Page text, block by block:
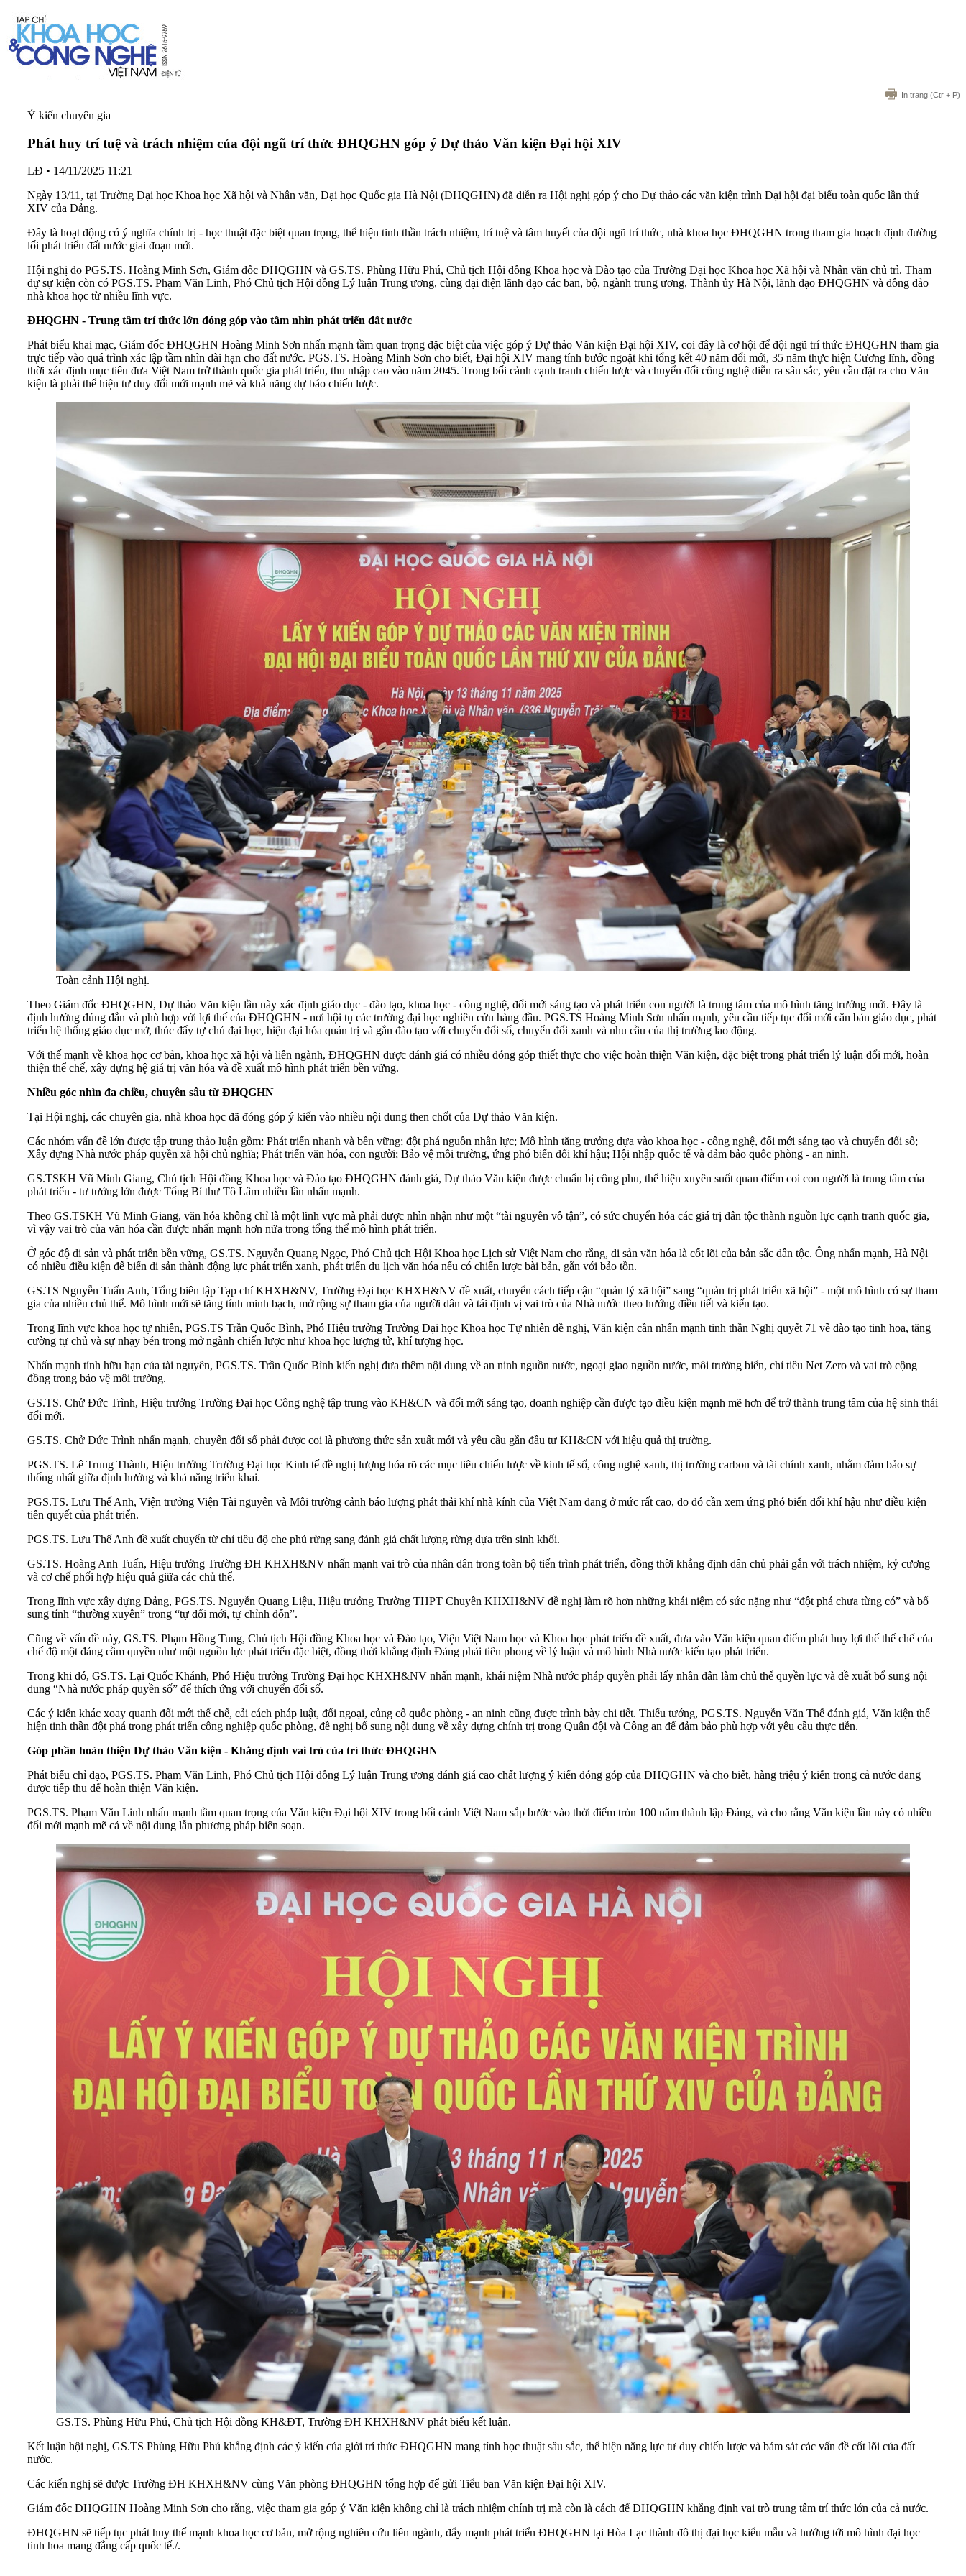
In trang (Ctr + P)
Ý kiến chuyên gia
Phát huy trí tuệ và trách nhiệm của đội ngũ trí thức ĐHQGHN góp ý Dự thảo Văn kiện Đại hội XIV
LĐ • 14/11/2025 11:21
Ngày 13/11, tại Trường Đại học Khoa học Xã hội và Nhân văn, Đại học Quốc gia Hà Nội (ĐHQGHN) đã diễn ra Hội nghị góp ý cho Dự thảo các văn kiện trình Đại hội đại biểu toàn quốc lần thứ
XIV của Đảng.
Đây là hoạt động có ý nghĩa chính trị - học thuật đặc biệt quan trọng, thể hiện tinh thần trách nhiệm, trí tuệ và tâm huyết của đội ngũ trí thức, nhà khoa học ĐHQGHN trong tham gia hoạch định đường
lối phát triển đất nước giai đoạn mới.
Hội nghị do PGS.TS. Hoàng Minh Sơn, Giám đốc ĐHQGHN và GS.TS. Phùng Hữu Phú, Chủ tịch Hội đồng Khoa học và Đào tạo của Trường Đại học Khoa học Xã hội và Nhân văn chủ trì. Tham
dự sự kiện còn có PGS.TS. Phạm Văn Linh, Phó Chủ tịch Hội đồng Lý luận Trung ương, cùng đại diện lãnh đạo các ban, bộ, ngành trung ương, Thành ủy Hà Nội, lãnh đạo ĐHQGHN và đông đảo
nhà khoa học từ nhiều lĩnh vực.
ĐHQGHN - Trung tâm trí thức lớn đóng góp vào tầm nhìn phát triển đất nước
Phát biểu khai mạc, Giám đốc ĐHQGHN Hoàng Minh Sơn nhấn mạnh tầm quan trọng đặc biệt của việc góp ý Dự thảo Văn kiện Đại hội XIV, coi đây là cơ hội để đội ngũ trí thức ĐHQGHN tham gia
trực tiếp vào quá trình xác lập tầm nhìn dài hạn cho đất nước. PGS.TS. Hoàng Minh Sơn cho biết, Đại hội XIV mang tính bước ngoặt khi tổng kết 40 năm đổi mới, 35 năm thực hiện Cương lĩnh, đồng
thời xác định mục tiêu đưa Việt Nam trở thành quốc gia phát triển, thu nhập cao vào năm 2045. Trong bối cảnh cạnh tranh chiến lược và chuyển đổi công nghệ diễn ra sâu sắc, yêu cầu đặt ra cho Văn
kiện là phải thể hiện tư duy đổi mới mạnh mẽ và khả năng dự báo chiến lược.
Toàn cảnh Hội nghị.
Theo Giám đốc ĐHQGHN, Dự thảo Văn kiện lần này xác định giáo dục - đào tạo, khoa học - công nghệ, đổi mới sáng tạo và phát triển con người là trung tâm của mô hình tăng trưởng mới. Đây là
định hướng đúng đắn và phù hợp với lợi thế của ĐHQGHN - nơi hội tụ các trường đại học nghiên cứu hàng đầu. PGS.TS Hoàng Minh Sơn nhấn mạnh, yêu cầu tiếp tục đổi mới căn bản giáo dục, phát
triển hệ thống giáo dục mở, thúc đẩy tự chủ đại học, hiện đại hóa quản trị và gắn đào tạo với chuyển đổi số, chuyển đổi xanh và nhu cầu của thị trường lao động.
Với thế mạnh về khoa học cơ bản, khoa học xã hội và liên ngành, ĐHQGHN được đánh giá có nhiều đóng góp thiết thực cho việc hoàn thiện Văn kiện, đặc biệt trong phát triển lý luận đổi mới, hoàn
thiện thể chế, xây dựng hệ giá trị văn hóa và đề xuất mô hình phát triển bền vững.
Nhiều góc nhìn đa chiều, chuyên sâu từ ĐHQGHN
Tại Hội nghị, các chuyên gia, nhà khoa học đã đóng góp ý kiến vào nhiều nội dung then chốt của Dự thảo Văn kiện.
Các nhóm vấn đề lớn được tập trung thảo luận gồm: Phát triển nhanh và bền vững; đột phá nguồn nhân lực; Mô hình tăng trưởng dựa vào khoa học - công nghệ, đổi mới sáng tạo và chuyển đổi số;
Xây dựng Nhà nước pháp quyền xã hội chủ nghĩa; Phát triển văn hóa, con người; Bảo vệ môi trường, ứng phó biến đổi khí hậu; Hội nhập quốc tế và đảm bảo quốc phòng - an ninh.
GS.TSKH Vũ Minh Giang, Chủ tịch Hội đồng Khoa học và Đào tạo ĐHQGHN đánh giá, Dự thảo Văn kiện được chuẩn bị công phu, thể hiện xuyên suốt quan điểm coi con người là trung tâm của
phát triển - tư tưởng lớn được Tổng Bí thư Tô Lâm nhiều lần nhấn mạnh.
Theo GS.TSKH Vũ Minh Giang, văn hóa không chỉ là một lĩnh vực mà phải được nhìn nhận như một “tài nguyên vô tận”, có sức chuyển hóa các giá trị dân tộc thành nguồn lực cạnh tranh quốc gia,
vì vậy vai trò của văn hóa cần được nhấn mạnh hơn nữa trong tổng thể mô hình phát triển.
Ở góc độ di sản và phát triển bền vững, GS.TS. Nguyễn Quang Ngọc, Phó Chủ tịch Hội Khoa học Lịch sử Việt Nam cho rằng, di sản văn hóa là cốt lõi của bản sắc dân tộc. Ông nhấn mạnh, Hà Nội
có nhiều điều kiện để biến di sản thành động lực phát triển xanh, phát triển du lịch văn hóa nếu có chiến lược bài bản, gắn với bảo tồn.
GS.TS Nguyễn Tuấn Anh, Tổng biên tập Tạp chí KHXH&NV, Trường Đại học KHXH&NV đề xuất, chuyển cách tiếp cận “quản lý xã hội” sang “quản trị phát triển xã hội” - một mô hình có sự tham
gia của nhiều chủ thể. Mô hình mới sẽ tăng tính minh bạch, mở rộng sự tham gia của người dân và tái định vị vai trò của Nhà nước theo hướng điều tiết và kiến tạo.
Trong lĩnh vực khoa học tự nhiên, PGS.TS Trần Quốc Bình, Phó Hiệu trưởng Trường Đại học Khoa học Tự nhiên đề nghị, Văn kiện cần nhấn mạnh tinh thần Nghị quyết 71 về đào tạo tinh hoa, tăng
cường tự chủ và sự nhạy bén trong mở ngành chiến lược như khoa học lượng tử, khí tượng học.
Nhấn mạnh tính hữu hạn của tài nguyên, PGS.TS. Trần Quốc Bình kiến nghị đưa thêm nội dung về an ninh nguồn nước, ngoại giao nguồn nước, môi trường biển, chỉ tiêu Net Zero và vai trò cộng
đồng trong bảo vệ môi trường.
GS.TS. Chử Đức Trình, Hiệu trưởng Trường Đại học Công nghệ tập trung vào KH&CN và đổi mới sáng tạo, doanh nghiệp cần được tạo điều kiện mạnh mẽ hơn để trở thành trung tâm của hệ sinh thái
đổi mới.
GS.TS. Chử Đức Trình nhấn mạnh, chuyển đổi số phải được coi là phương thức sản xuất mới và yêu cầu gắn đầu tư KH&CN với hiệu quả thị trường.
PGS.TS. Lê Trung Thành, Hiệu trưởng Trường Đại học Kinh tế đề nghị lượng hóa rõ các mục tiêu chiến lược về kinh tế số, công nghệ xanh, thị trường carbon và tài chính xanh, nhằm đảm bảo sự
thống nhất giữa định hướng và khả năng triển khai.
PGS.TS. Lưu Thế Anh, Viện trưởng Viện Tài nguyên và Môi trường cảnh báo lượng phát thải khí nhà kính của Việt Nam đang ở mức rất cao, do đó cần xem ứng phó biến đổi khí hậu như điều kiện
tiên quyết của phát triển.
PGS.TS. Lưu Thế Anh đề xuất chuyển từ chỉ tiêu độ che phủ rừng sang đánh giá chất lượng rừng dựa trên sinh khối.
GS.TS. Hoàng Anh Tuấn, Hiệu trưởng Trường ĐH KHXH&NV nhấn mạnh vai trò của nhân dân trong toàn bộ tiến trình phát triển, đồng thời khẳng định dân chủ phải gắn với trách nhiệm, kỷ cương
và cơ chế phối hợp hiệu quả giữa các chủ thể.
Trong lĩnh vực xây dựng Đảng, PGS.TS. Nguyễn Quang Liệu, Hiệu trưởng Trường THPT Chuyên KHXH&NV đề nghị làm rõ hơn những khái niệm có sức nặng như “đột phá chưa từng có” và bổ
sung tính “thường xuyên” trong “tự đổi mới, tự chỉnh đốn”.
Cũng về vấn đề này, GS.TS. Phạm Hồng Tung, Chủ tịch Hội đồng Khoa học và Đào tạo, Viện Việt Nam học và Khoa học phát triển đề xuất, đưa vào Văn kiện quan điểm phát huy lợi thế thể chế của
chế độ một đảng cầm quyền như một nguồn lực phát triển đặc biệt, đồng thời khẳng định Đảng phải tiên phong về lý luận và mô hình Nhà nước kiến tạo phát triển.
Trong khi đó, GS.TS. Lại Quốc Khánh, Phó Hiệu trưởng Trường Đại học KHXH&NV nhấn mạnh, khái niệm Nhà nước pháp quyền phải lấy nhân dân làm chủ thể quyền lực và đề xuất bổ sung nội
dung “Nhà nước pháp quyền số” để thích ứng với chuyển đổi số.
Các ý kiến khác xoay quanh đổi mới thể chế, cải cách pháp luật, đối ngoại, củng cố quốc phòng - an ninh cũng được trình bày chi tiết. Thiếu tướng, PGS.TS. Nguyễn Văn Thế đánh giá, Văn kiện thể
hiện tinh thần đột phá trong phát triển công nghiệp quốc phòng, đề nghị bổ sung nội dung về xây dựng chính trị trong Quân đội và Công an để đảm bảo phù hợp với yêu cầu thực tiễn.
Góp phần hoàn thiện Dự thảo Văn kiện - Khẳng định vai trò của trí thức ĐHQGHN
Phát biểu chỉ đạo, PGS.TS. Phạm Văn Linh, Phó Chủ tịch Hội đồng Lý luận Trung ương đánh giá cao chất lượng ý kiến đóng góp của ĐHQGHN và cho biết, hàng triệu ý kiến trong cả nước đang
được tiếp thu để hoàn thiện Văn kiện.
PGS.TS. Phạm Văn Linh nhấn mạnh tầm quan trọng của Văn kiện Đại hội XIV trong bối cảnh Việt Nam sắp bước vào thời điểm tròn 100 năm thành lập Đảng, và cho rằng Văn kiện lần này có nhiều
đổi mới mạnh mẽ cả về nội dung lẫn phương pháp biên soạn.
GS.TS. Phùng Hữu Phú, Chủ tịch Hội đồng KH&ĐT, Trường ĐH KHXH&NV phát biểu kết luận.
Kết luận hội nghị, GS.TS Phùng Hữu Phú khẳng định các ý kiến của giới trí thức ĐHQGHN mang tính học thuật sâu sắc, thể hiện năng lực tư duy chiến lược và bám sát các vấn đề cốt lõi của đất
nước.
Các kiến nghị sẽ được Trường ĐH KHXH&NV cùng Văn phòng ĐHQGHN tổng hợp để gửi Tiểu ban Văn kiện Đại hội XIV.
Giám đốc ĐHQGHN Hoàng Minh Sơn cho rằng, việc tham gia góp ý Văn kiện không chỉ là trách nhiệm chính trị mà còn là cách để ĐHQGHN khẳng định vai trò trung tâm trí thức lớn của cả nước.
ĐHQGHN sẽ tiếp tục phát huy thế mạnh khoa học cơ bản, mở rộng nghiên cứu liên ngành, đẩy mạnh phát triển ĐHQGHN tại Hòa Lạc thành đô thị đại học kiểu mẫu và hướng tới mô hình đại học
tinh hoa mang đẳng cấp quốc tế./.